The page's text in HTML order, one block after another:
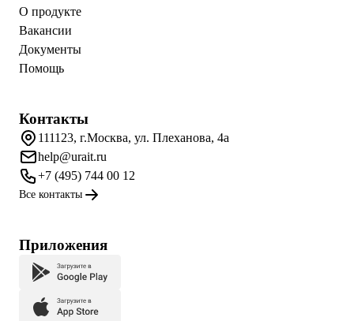
О продукте
Вакансии
Документы
Помощь
Контакты
111123, г.Москва, ул. Плеханова, 4а
help@urait.ru
+7 (495) 744 00 12
Все контакты
Приложения